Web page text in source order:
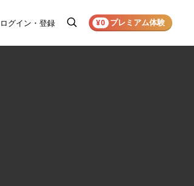
ログイン・登録
検
¥0 プレミアム体験